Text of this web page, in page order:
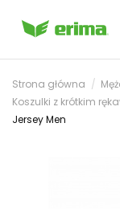
Strona główna
Koszulki z krótkim
Jersey Men